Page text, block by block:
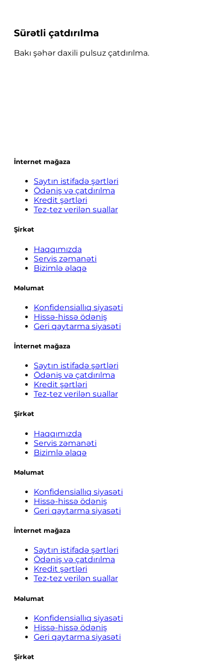
Sürətli çatdırılma
Bakı şəhər daxili pulsuz çatdırılma.
İnternet mağaza
Saytın istifadə şərtləri
Ödəniş və çatdırılma
Kredit şərtləri
Tez-tez verilən suallar
Şirkət
Haqqımızda
Servis zəmanəti
Bizimlə əlaqə
Məlumat
Konfidensiallıq siyasəti
Hissə-hissə ödəniş
Geri qaytarma siyasəti
İnternet mağaza
Saytın istifadə şərtləri
Ödəniş və çatdırılma
Kredit şərtləri
Tez-tez verilən suallar
Şirkət
Haqqımızda
Servis zəmanəti
Bizimlə əlaqə
Məlumat
Konfidensiallıq siyasəti
Hissə-hissə ödəniş
Geri qaytarma siyasəti
İnternet mağaza
Saytın istifadə şərtləri
Ödəniş və çatdırılma
Kredit şərtləri
Tez-tez verilən suallar
Məlumat
Konfidensiallıq siyasəti
Hissə-hissə ödəniş
Geri qaytarma siyasəti
Şirkət